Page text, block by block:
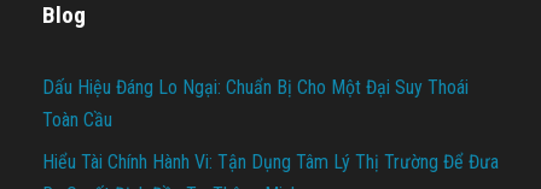
Blog
Dấu Hiệu Đáng Lo Ngại: Chuẩn Bị Cho Một Đại Suy Thoái
Toàn Cầu
Hiểu Tài Chính Hành Vi: Tận Dụng Tâm Lý Thị Trường Để Đưa